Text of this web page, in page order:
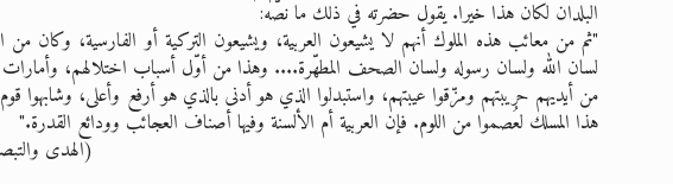
البلدان لكان هذا خيرا. يقول حضرته في ذلك ما نصّه:
"ثم من معائب هذه الملوك أنهم لا يشيعون العربية، ويشيعون التركية أو الفارسية، وكان
لسان الله ولسان رسوله ولسان الصحف المطهّرة.... وهذا من أوّل أسباب اختلالهم، وأمارات
من أيديهم حريبتهم ومزّقوا عيبتهم، واستبدلوا الذي هو أدنى بالذي هو أرفع وأعلى، وشابهوا
هذا المسلك لعُصموا من اللوم. فإن العربية أم الألسنة وفيها أصناف العجائب وودائع القدرة."
(الهدى والتبصرة